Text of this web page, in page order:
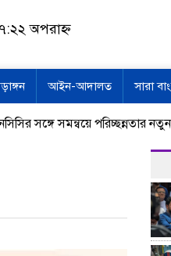
অপরাহ্ন
আইন-আদালত সারা
সমন্বয়ে পরিচ্ছন্নতার নতুন